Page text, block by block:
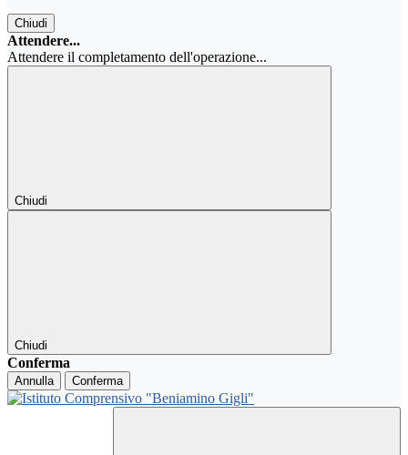
Chiudi
Attendere...
Attendere il completamento dell'operazione...
Chiudi
Chiudi
Conferma
Annulla Conferma